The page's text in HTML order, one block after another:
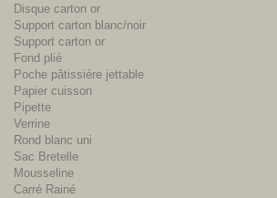
Disque carton or
Support carton blanc/noir
Support carton or
Fond plié
Poche pâtissière jettable
Papier cuisson
Pipette
Verrine
Rond blanc uni
Sac Bretelle
Mousseline
Carré Rainé